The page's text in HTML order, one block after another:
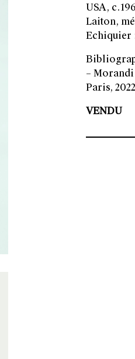
USA,
Laiton,
Echiquier
–
Paris,
VENDU